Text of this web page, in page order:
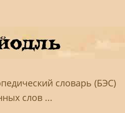
словарь (БЭС)
слов ...